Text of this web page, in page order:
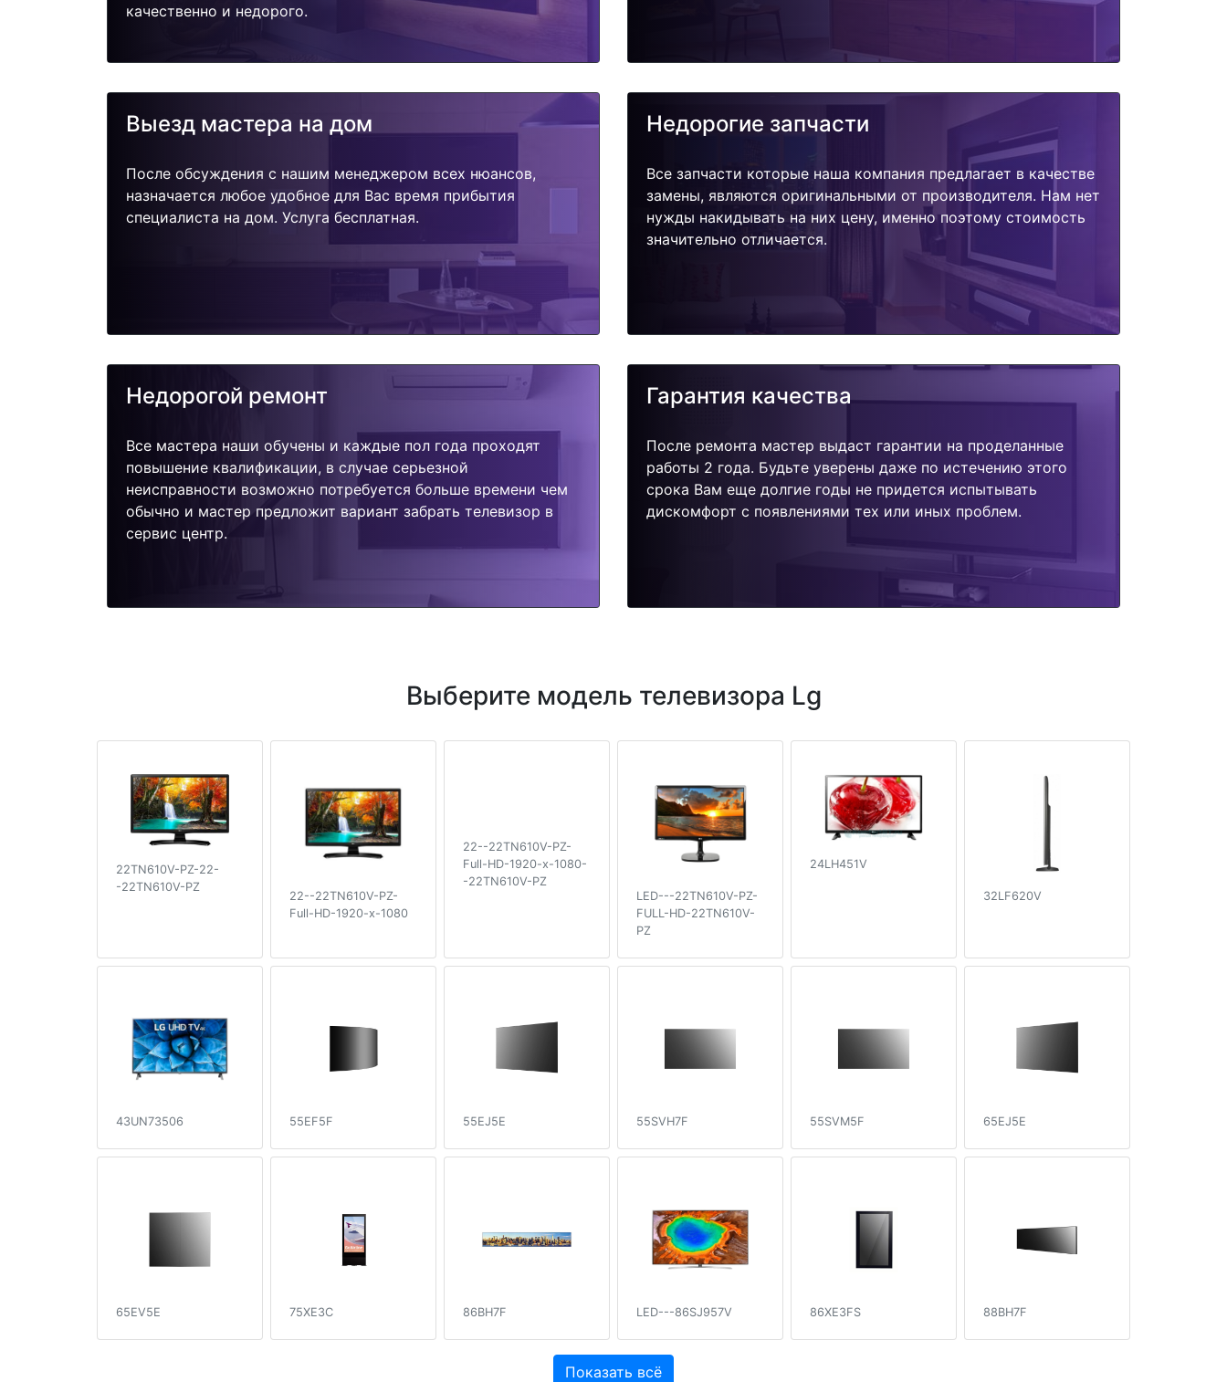
качественно и недорого.
Выезд мастера на дом
После обсуждения с нашим менеджером всех нюансов,
назначается любое удобное для Вас время прибытия
специалиста на дом. Услуга бесплатная.
Недорогие запчасти
Все запчасти которые наша компания предлагает в качестве
замены, являются оригинальными от производителя. Нам нет
нужды накидывать на них цену, именно поэтому стоимость
значительно отличается.
Недорогой ремонт
Все мастера наши обучены и каждые пол года проходят
повышение квалификации, в случае серьезной
неисправности возможно потребуется больше времени чем
обычно и мастер предложит вариант забрать телевизор в
сервис центр.
Гарантия качества
После ремонта мастер выдаст гарантии на проделанные
работы 2 года. Будьте уверены даже по истечению этого
срока Вам еще долгие годы не придется испытывать
дискомфорт с появлениями тех или иных проблем.
Выберите модель телевизора Lg
22TN610V-PZ-22-
-22TN610V-PZ
22--22TN610V-PZ-
Full-HD-1920-x-1080
22--22TN610V-PZ-
Full-HD-1920-x-1080-
-22TN610V-PZ
LED---22TN610V-PZ-
FULL-HD-22TN610V-
PZ
24LH451V
32LF620V
43UN73506 55EF5F 55EJ5E 55SVH7F 55SVM5F 65EJ5E
65EV5E 75XE3C 86BH7F LED---86SJ957V 86XE3FS 88BH7F
Показать всё